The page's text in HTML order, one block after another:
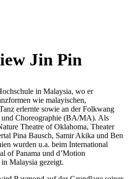
Jin Pin
in Malaysia, wo er
wie malayischen,
erlernte sowie an der Folkwang
und Choreographie (BA/MA). Als
Theatre of Oklahoma, Theater
Pina Bausch, Samir Akika und Ben
wurden u.a. beim International
of Panama und d’Motion
Malaysia gezeigt.